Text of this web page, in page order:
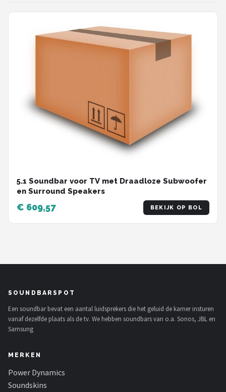
5.1 Soundbar voor TV met Draadloze Subwoofer
en Surround Speakers
€ 609,57 BEKIJK OP BOL
SOUNDBARSPOT
Een soundbar bevat een aantal luidsprekers die het geluid de kamer insturen
vanaf dezelfde plaats als de tv. We hebben soundbars van o.a. Sonos, JBL en
Samsung
MERKEN
Power Dynamics
Soundskins